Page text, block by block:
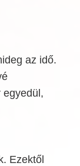
az idő.
egyedül,
Ezektől